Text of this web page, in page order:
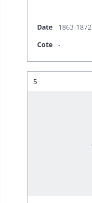
Date
1863-1872
Cote
-
Résultat n°
5